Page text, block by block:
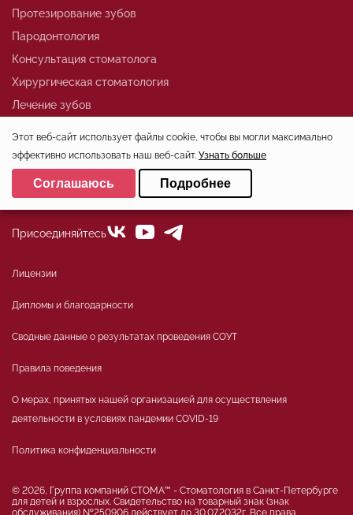
Протезирование зубов
Пародонтология
Консультация стоматолога
Хирургическая стоматология
Лечение зубов
+7 (812)324-01-80
office@stoma-spb.ru
Присоединяйтесь
Лицензии
Дипломы и благодарности
Сводные данные о результатах проведения СОУТ
Правила поведения
О мерах, принятых нашей организацией для осуществления
деятельности в условиях пандемии COVID-19
Политика конфиденциальности
© 2026, Группа компаний СТОМА™ - Стоматология в Санкт-Петербурге
для детей и взрослых. Свидетельство на товарный знак (знак
Этот веб-сайт использует файлы cookie, чтобы вы могли максимально
эффективно использовать наш веб-сайт. Узнать больше
Выберите настройки cookie
Минимальные
Соглашаюсь Подробнее